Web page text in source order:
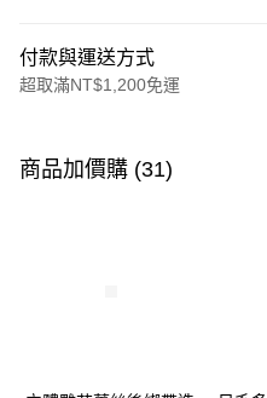
付款與運送方式
超取滿NT$1,200免運
信用卡一次付款
悠遊付
商品加價購 (31)